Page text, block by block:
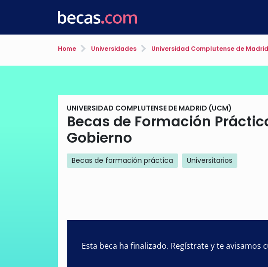
Home Universidades Universidad Complutense de
UNIVERSIDAD COMPLUTENSE DE MADRID (UCM)
Becas de Formación
Gobierno
Becas de formación práctica Universitarios
Esta beca ha finalizado. Regístrate y te avisamos